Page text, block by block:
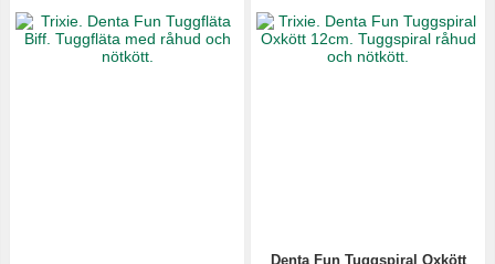
Denta Fun Tuggspiral Oxkött